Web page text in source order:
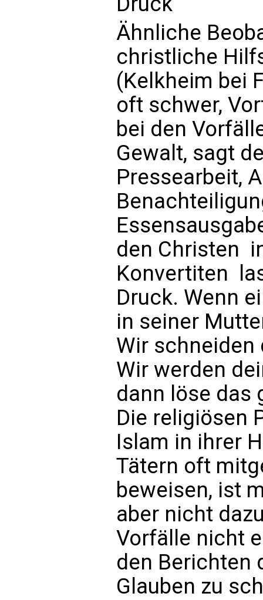
Ähnliche
christliche
(Kelkheim bei
oft schwer,
bei den
Gewalt, sagt
Pressearbeit,
den Christen 
Konvertiten 
Druck. Wenn
in seiner
Wir
Wir werden
dann löse das
Die
Islam in ihrer
Tätern oft
beweisen, ist
aber nicht
Vorfälle nicht
den Berichten
Glauben zu